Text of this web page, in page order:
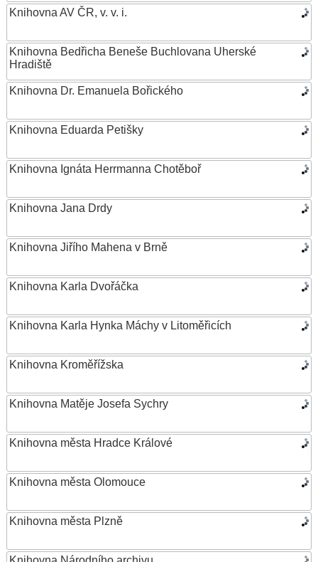
Knihovna AV ČR, v. v. i.
Knihovna Bedřicha Beneše Buchlovana Uherské
Hradiště
Knihovna Dr. Emanuela Bořického
Knihovna Eduarda Petišky
Knihovna Ignáta Herrmanna Chotěboř
Knihovna Jana Drdy
Knihovna Jiřího Mahena v Brně
Knihovna Karla Dvořáčka
Knihovna Karla Hynka Máchy v Litoměřicích
Knihovna Kroměřížska
Knihovna Matěje Josefa Sychry
Knihovna města Hradce Králové
Knihovna města Olomouce
Knihovna města Plzně